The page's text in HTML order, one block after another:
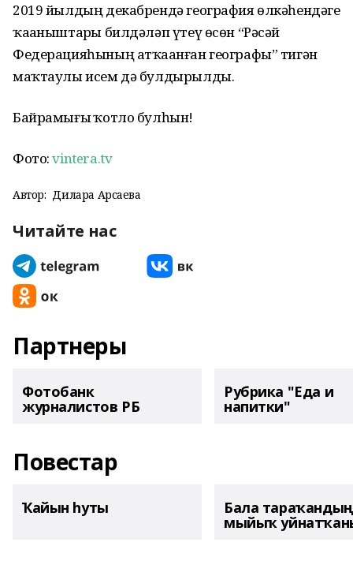
2019 йылдың декабрендә география өлкәһендәге
ҡаҙаныштарҙы билдәләп үтеү өсөн “Рәсәй
Федерацияһының атҡаҙанған географы” тигән
маҡтаулы исем дә булдырылды.
Байрамығыҙ ҡотло булһын!
Фото:vintera.tv
Автор: Дилара Арсаева
Читайте нас
Партнеры
Фотобанк
журналистов РБ
Рубрика "Еда и
напитки"
Повестар
Ҡайын һуты Бала тараҡандың
мыйыҡ